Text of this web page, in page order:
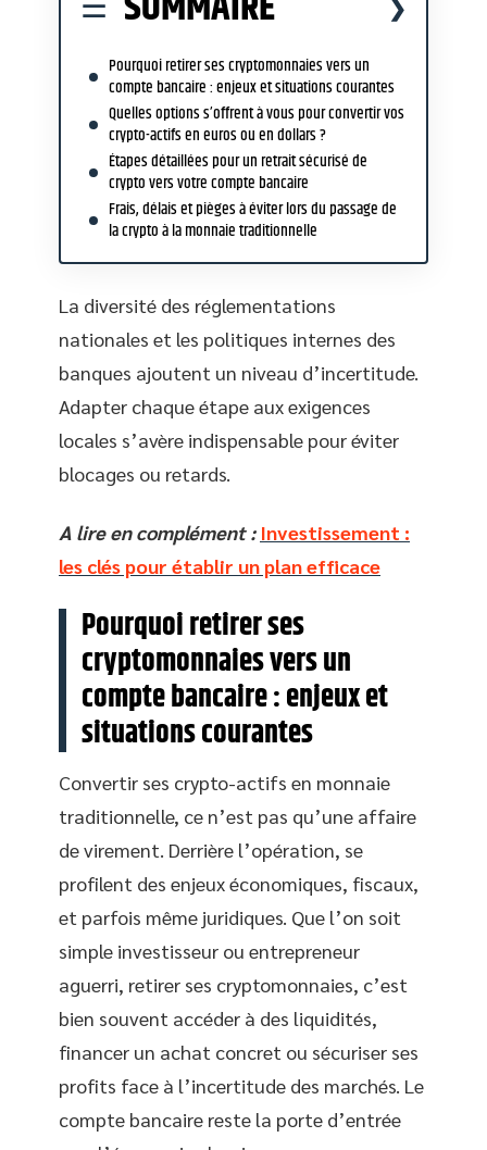
Pourquoi retirer ses cryptomonnaies vers un
compte bancaire : enjeux et situations courantes
Quelles options s’offrent à vous pour convertir vos
crypto-actifs en euros ou en dollars ?
Étapes détaillées pour un retrait sécurisé de
crypto vers votre compte bancaire
Frais, délais et pièges à éviter lors du passage de
la crypto à la monnaie traditionnelle
La diversité des réglementations
nationales et les politiques internes des
banques ajoutent un niveau d’incertitude.
Adapter chaque étape aux exigences
locales s’avère indispensable pour éviter
blocages ou retards.
A lire en complément : Investissement :
les clés pour établir un plan efficace
Pourquoi retirer ses
cryptomonnaies vers un
compte bancaire : enjeux et
situations courantes
Convertir ses crypto-actifs en monnaie
traditionnelle, ce n’est pas qu’une affaire
de virement. Derrière l’opération, se
profilent des enjeux économiques, fiscaux,
et parfois même juridiques. Que l’on soit
simple investisseur ou entrepreneur
aguerri, retirer ses cryptomonnaies, c’est
bien souvent accéder à des liquidités,
financer un achat concret ou sécuriser ses
profits face à l’incertitude des marchés. Le
compte bancaire reste la porte d’entrée